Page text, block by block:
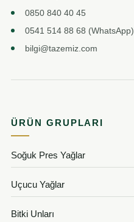
0850 840 40 45
0541 514 88 68 (WhatsApp)
bilgi@tazemiz.com
ÜRÜN GRUPLARI
Soğuk Pres Yağlar
Uçucu Yağlar
Bitki Unları